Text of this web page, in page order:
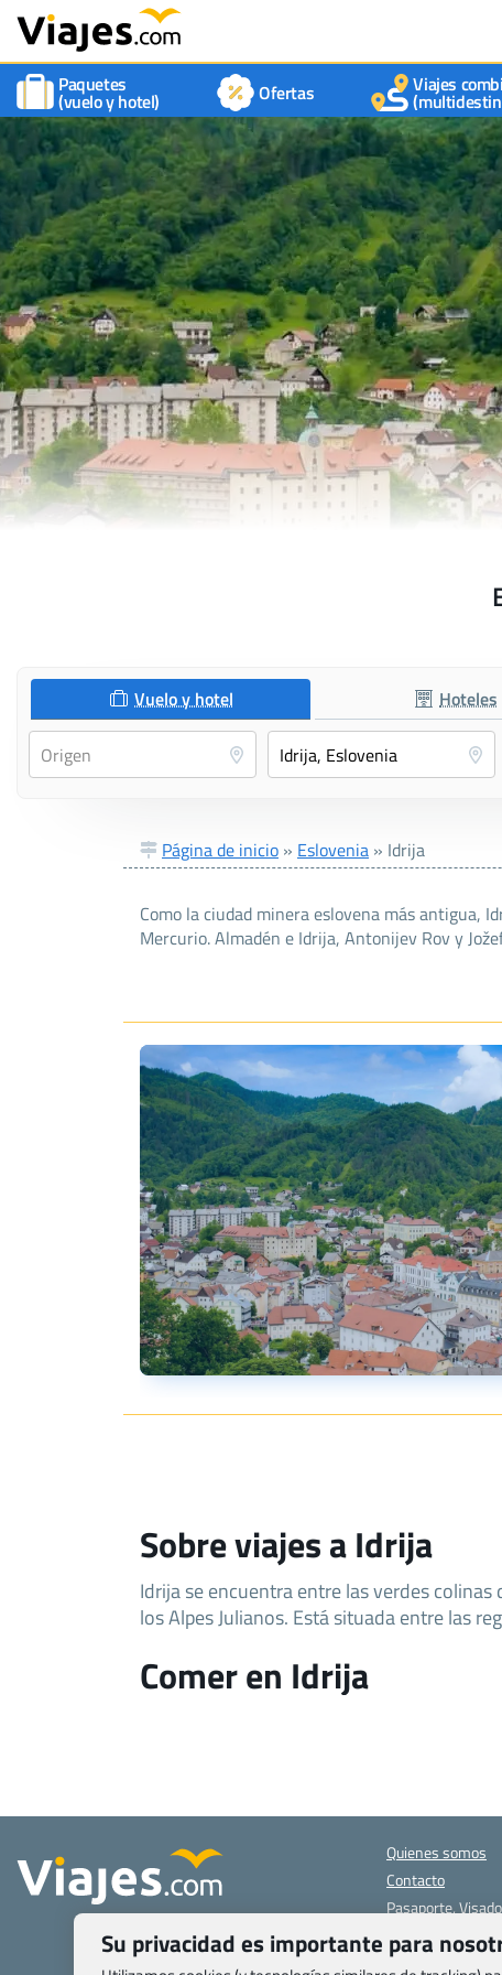
Paquetes
(vuelo y hotel) Ofertas Viajes
Vuelo y hotel Hoteles
Página de inicio » Eslovenia » Idrija
Como la ciudad minera eslovena más antigua,
Mercurio. Almadén e Idrija, Antonijev Rov y
Sobre viajes a Idrija
Idrija se encuentra entre las verdes colinas
los Alpes Julianos. Está situada entre las
Comer en Idrija
Quienes somos
Contacto
Pasaporte,
Blog de
Su privacidad es importante para